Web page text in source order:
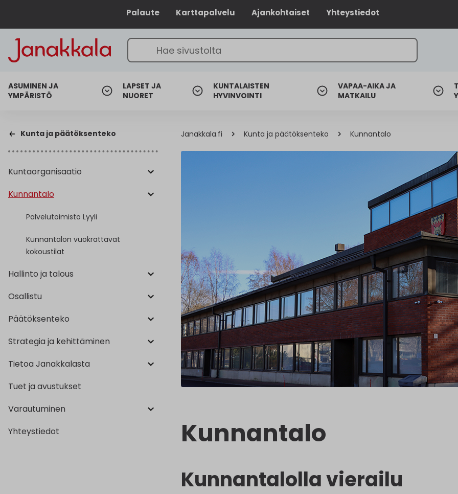
Palaute Karttapalvelu Ajankohtaiset Yhteystiedot
ASUMINEN JA
YMPÄRISTÖ
LAPSET JA
NUORET
KUNTALAISTEN
HYVINVOINTI
VAPAA-AIKA JA
MATKAILU
Kunta ja päätöksenteko
Kuntaorganisaatio
Kunnantalo
Palvelutoimisto Lyyli
Kunnantalon vuokrattavat
kokoustilat
Hallinto ja talous
Osallistu
Päätöksenteko
Strategia ja kehittäminen
Tietoa Janakkalasta
Tuet ja avustukset
Varautuminen
Yhteystiedot
Janakkala.fi Kunta ja päätöksenteko Kunnantalo
Kunnantalo
Kunnantalolla vierailu